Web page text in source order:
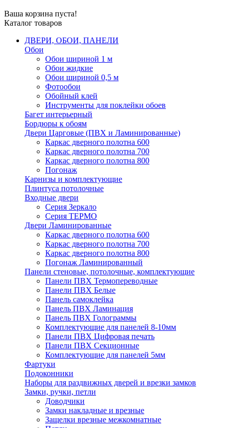
Ваша корзина пуста!
Каталог товаров
ДВЕРИ, ОБОИ, ПАНЕЛИ
Обои
Обои шириной 1 м
Обои жидкие
Обои шириной 0,5 м
Фотообои
Обойный клей
Инструменты для поклейки обоев
Багет интерьерный
Бордюры к обоям
Двери Царговые (ПВХ и Ламинированные)
Каркас дверного полотна 600
Каркас дверного полотна 700
Каркас дверного полотна 800
Погонаж
Карнизы и комплектующие
Плинтуса потолочные
Входные двери
Серия Зеркало
Серия ТЕРМО
Двери Ламинированные
Каркас дверного полотна 600
Каркас дверного полотна 700
Каркас дверного полотна 800
Погонаж Ламинированный
Панели стеновые, потолочные, комплектующие
Панели ПВХ Термопереводные
Панели ПВХ Белые
Панель самоклейка
Панель ПВХ Ламинация
Панель ПВХ Голограммы
Комплектующие для панелей 8-10мм
Панели ПВХ Цифровая печать
Панели ПВХ Секционные
Комплектующие для панелей 5мм
Фартуки
Подоконники
Наборы для раздвижных дверей и врезки замков
Замки, ручки, петли
Доводчики
Замки накладные и врезные
Защелки врезные межкомнатные